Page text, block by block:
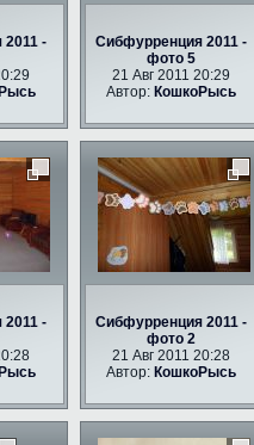
-
Сибфурренция 2011 -
фото 5
21 Авг 2011 20:29
Автор: КошкоРысь
-
Сибфурренция 2011 -
фото 2
21 Авг 2011 20:28
Автор: КошкоРысь